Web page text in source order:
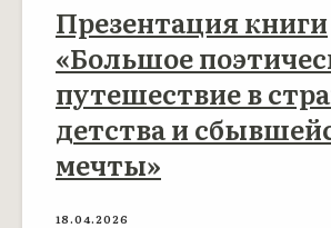
Презентация книги
«Большое
путешествие в
детства и
мечты»
18.04.2026